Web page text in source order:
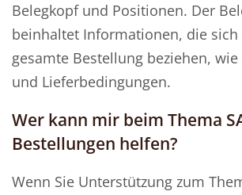
Belegkopf und Positionen. Der
beinhaltet Informationen, die sich
gesamte Bestellung beziehen, wie
und Lieferbedingungen.
Wer kann mir beim Thema
Bestellungen helfen?
Wenn Sie Unterstützung zum